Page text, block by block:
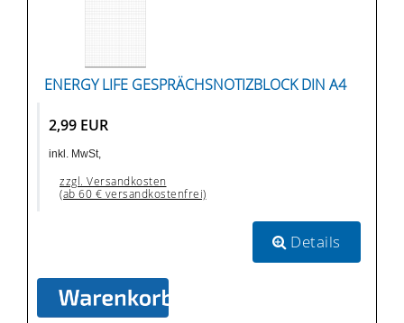
ENERGY LIFE GESPRÄCHSNOTIZBLOCK DIN A4
2,99 EUR
inkl. MwSt,
zzgl. Versandkosten
(ab 60 € versandkostenfrei)
Details